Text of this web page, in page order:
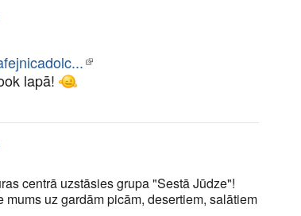
lapā!
centrā uzstāsies grupa "Sestā Jūdze"!
mums uz gardām picām, desertiem, salātiem